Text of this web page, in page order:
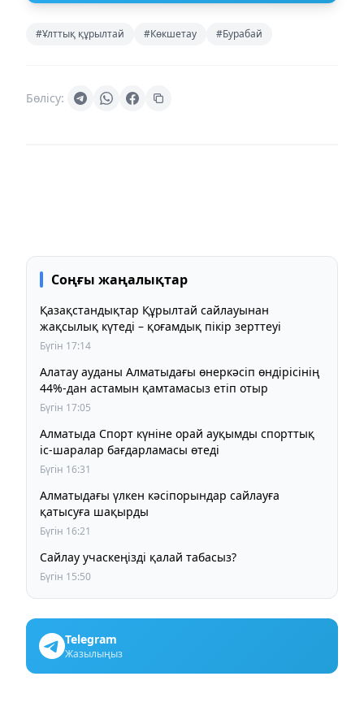
#Ұлттық құрылтай #Көкшетау #Бурабай
Бөлісу:
Соңғы жаңалықтар
Қазақстандықтар Құрылтай сайлауынан
жақсылық күтеді – қоғамдық пікір зерттеуі
Бүгін 17:14
Алатау ауданы Алматыдағы өнеркәсіп өндірісінің
44%-дан астамын қамтамасыз етіп отыр
Бүгін 17:05
Алматыда Спорт күніне орай ауқымды спорттық
іс-шаралар бағдарламасы өтеді
Бүгін 16:31
Алматыдағы үлкен кәсіпорындар сайлауға
қатысуға шақырды
Бүгін 16:21
Сайлау учаскеңізді қалай табасыз?
Бүгін 15:50
Telegram
Жазылыңыз